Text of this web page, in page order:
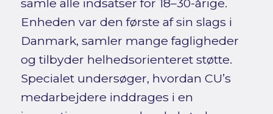
samle alle indsatser for 18–30-årige.
Enheden var den første af sin slags i
Danmark, samler mange fagligheder
og tilbyder helhedsorienteret støtte.
Specialet undersøger, hvordan CU’s
medarbejdere inddrages i en